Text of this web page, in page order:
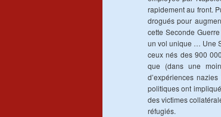
rapidement au front.
drogués pour
cette Seconde
un vol unique … Une
ceux nés des 900
que (dans une
d’expériences
politiques ont
des victimes
réfugiés.